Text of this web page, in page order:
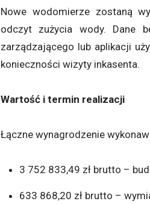
Nowe wodomierze zostaną
odczyt zużycia wody. Dane
zarządzającego lub aplikacji
konieczności wizyty inkasenta.
Wartość i termin realizacji
Łączne wynagrodzenie
3 752 833,49 zł brutto –
633 868,20 zł brutto –